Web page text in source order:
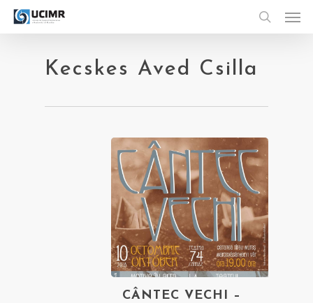
Skip
search
Kecskes Aved Csilla
CÂNTEC VECHI –